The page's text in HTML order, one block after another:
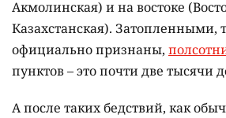
Акмолинская) и на востоке
Казахстанская). Затопленными,
официально признаны,
пунктов – это почти две тысячи
А после таких бедствий, как